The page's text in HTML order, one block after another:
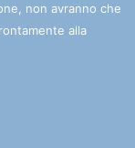
non avranno che
alla